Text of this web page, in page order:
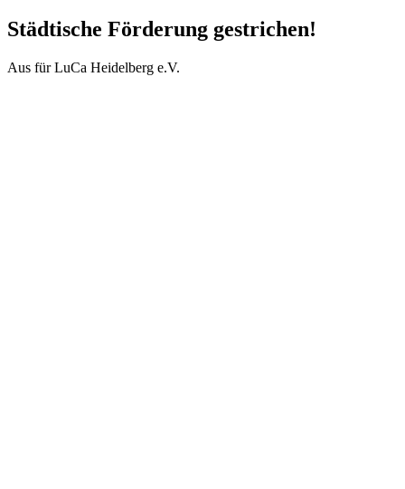
Städtische Förderung gestrichen!
Aus für LuCa Heidelberg e.V.